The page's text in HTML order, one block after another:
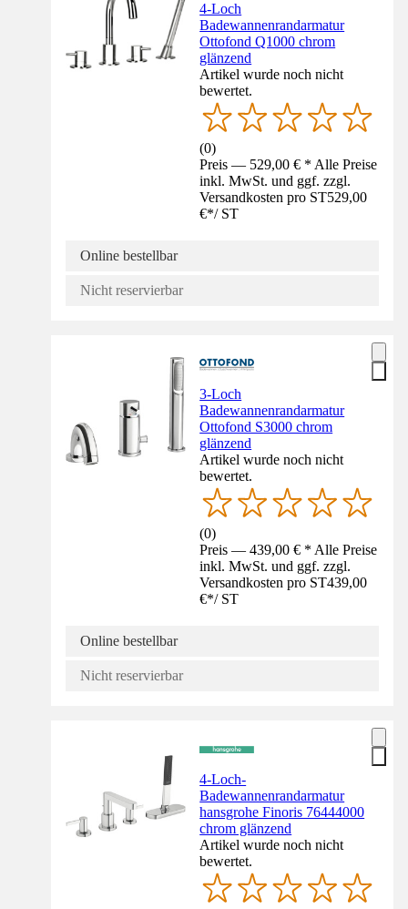
4-Loch
Badewannenrandarmatur
Ottofond Q1000 chrom
glänzend
Artikel wurde noch nicht
bewertet.
(0)
Preis — 529,00 € * Alle Preise
inkl. MwSt. und ggf. zzgl.
Versandkosten pro ST529,00
€*/ ST
Online bestellbar
Nicht reservierbar
3-Loch
Badewannenrandarmatur
Ottofond S3000 chrom
glänzend
Artikel wurde noch nicht
bewertet.
(0)
Preis — 439,00 € * Alle Preise
inkl. MwSt. und ggf. zzgl.
Versandkosten pro ST439,00
€*/ ST
Online bestellbar
Nicht reservierbar
4-Loch-
Badewannenrandarmatur
hansgrohe Finoris 76444000
chrom glänzend
Artikel wurde noch nicht
bewertet.